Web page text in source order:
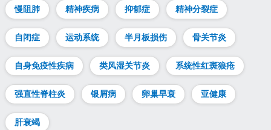
慢阻肺 精神疾病 抑郁症 精神分裂症
自闭症 运动系统 半月板损伤 骨关节炎
自身免疫性疾病 类风湿关节炎 系统性红斑狼疮
强直性脊柱炎 银屑病 卵巢早衰 亚健康
肝衰竭